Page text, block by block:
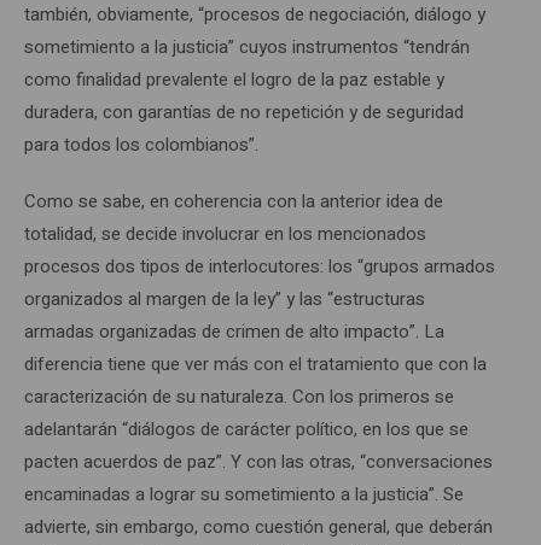
también, obviamente, “procesos de negociación, diálogo y
sometimiento a la justicia” cuyos instrumentos “tendrán
como finalidad prevalente el logro de la paz estable y
duradera, con garantías de no repetición y de seguridad
para todos los colombianos”.
Como se sabe, en coherencia con la anterior idea de
totalidad, se decide involucrar en los mencionados
procesos dos tipos de interlocutores: los “grupos armados
organizados al margen de la ley” y las “estructuras
armadas organizadas de crimen de alto impacto”. La
diferencia tiene que ver más con el tratamiento que con la
caracterización de su naturaleza. Con los primeros se
adelantarán “diálogos de carácter político, en los que se
pacten acuerdos de paz”. Y con las otras, “conversaciones
encaminadas a lograr su sometimiento a la justicia”. Se
advierte, sin embargo, como cuestión general, que deberán